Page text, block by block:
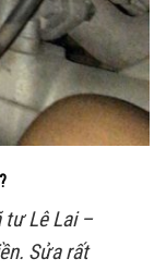
tư Lê Lai –
Sửa rất